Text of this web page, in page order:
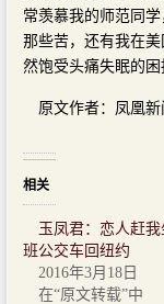
常羡慕我的师范同
那些苦，还有我在
然饱受头痛失眠的困
原文作者：凤凰
相关
玉凤君：恋人赶
班公交车回纽约
2016年3月18日
在“原文转载”中